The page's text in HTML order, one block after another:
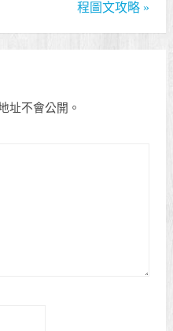
程圖文攻略 »
址不會公開。